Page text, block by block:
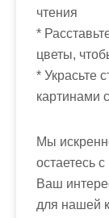
чтения
*
цветы,
* Украсьте
картинами
Мы
остаетесь
Ваш
для нашей